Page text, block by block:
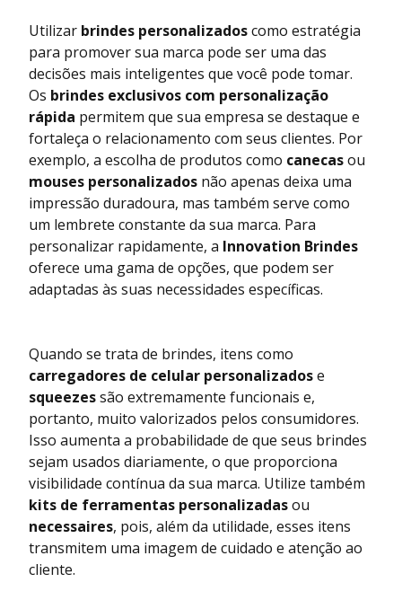
Utilizar brindes personalizadoscomo estratégia
para promover sua marca pode ser uma das
decisões mais inteligentes que você pode tomar.
Os brindes exclusivos com personalização
rápida permitem que sua empresa se destaque e
fortaleça o relacionamento com seus clientes. Por
exemplo, a escolha de produtos como canecasou
mouses personalizados não apenas deixa uma
impressão duradoura, mas também serve como
um lembrete constante da sua marca. Para
personalizar rapidamente, a Innovation Brindes
oferece uma gama de opções, que podem ser
adaptadas às suas necessidades específicas.
Quando se trata de brindes, itens como
carregadores de celular personalizadose
squeezessão extremamente funcionais e,
portanto, muito valorizados pelos consumidores.
Isso aumenta a probabilidade de que seus brindes
sejam usados diariamente, o que proporciona
visibilidade contínua da sua marca. Utilize também
kits de ferramentas personalizadasou
necessaires, pois, além da utilidade, esses itens
transmitem uma imagem de cuidado e atenção ao
cliente.